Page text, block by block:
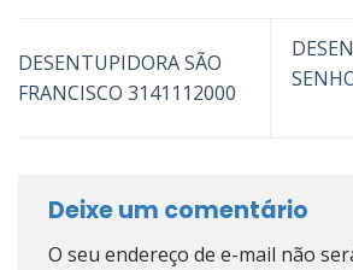
DESENTUPIDORA SÃO
FRANCISCO 3141112000
Deixe um comentário
O seu endereço de e-mail não